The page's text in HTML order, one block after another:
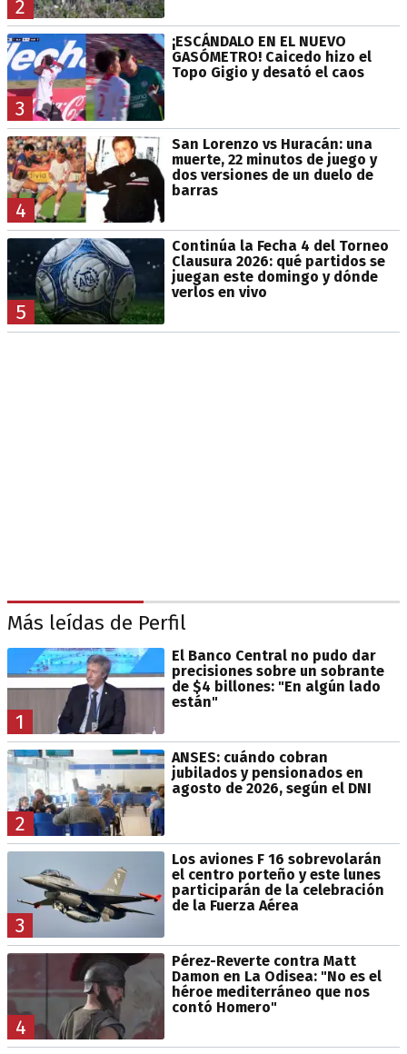
2
3
¡ESCÁNDALO EN EL NUEVO
GASÓMETRO! Caicedo hizo el
Topo Gigio y desató el caos
4
San Lorenzo vs Huracán: una
muerte, 22 minutos de juego y
dos versiones de un duelo de
barras
5
Continúa la Fecha 4 del Torneo
Clausura 2026: qué partidos se
juegan este domingo y dónde
verlos en vivo
Más leídas de Perfil
1
El Banco Central no pudo dar
precisiones sobre un sobrante
de $4 billones: "En algún lado
están"
2
ANSES: cuándo cobran
jubilados y pensionados en
agosto de 2026, según el DNI
3
Los aviones F 16 sobrevolarán
el centro porteño y este lunes
participarán de la celebración
de la Fuerza Aérea
4
Pérez-Reverte contra Matt
Damon en La Odisea: "No es el
héroe mediterráneo que nos
contó Homero"